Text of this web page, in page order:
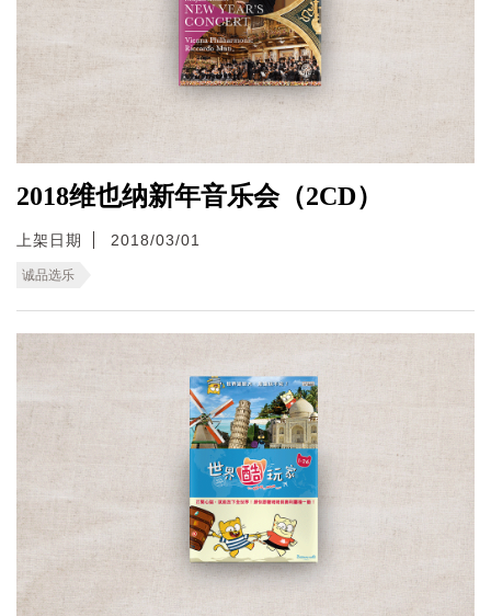
2018维也纳新年音乐会（2CD）
上架日期 2018/03/01
诚品选乐